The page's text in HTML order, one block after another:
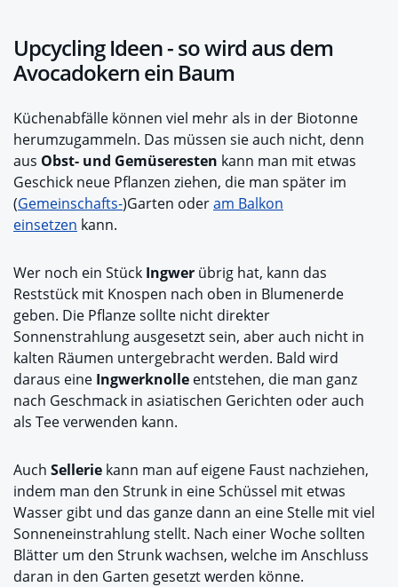
Upcycling Ideen - so wird aus dem
Avocadokern ein Baum
Küchenabfälle können viel mehr als in der Biotonne
herumzugammeln. Das müssen sie auch nicht, denn
aus Obst- und Gemüseresten kann man mit etwas
Geschick neue Pflanzen ziehen, die man später im
(Gemeinschafts-)Garten oderam Balkon
einsetzen kann.
Wer noch ein Stück Ingwer übrig hat, kann das
Reststück mit Knospen nach oben in Blumenerde
geben. Die Pflanze sollte nicht direkter
Sonnenstrahlung ausgesetzt sein, aber auch nicht in
kalten Räumen untergebracht werden. Bald wird
daraus eine Ingwerknolle entstehen, die man ganz
nach Geschmack in asiatischen Gerichten oder auch
als Tee verwenden kann.
Auch Sellerie kann man auf eigene Faust nachziehen,
indem man den Strunk in eine Schüssel mit etwas
Wasser gibt und das ganze dann an eine Stelle mit viel
Sonneneinstrahlung stellt. Nach einer Woche sollten
Blätter um den Strunk wachsen, welche im Anschluss
daran in den Garten gesetzt werden könne.